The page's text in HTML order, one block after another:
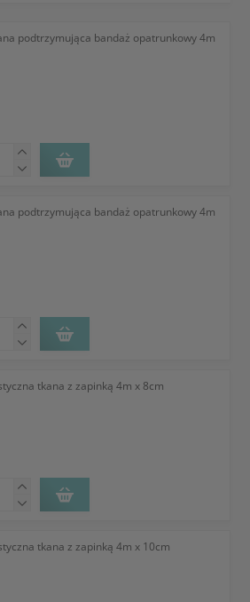
podtrzymująca bandaż opatrunkowy 4m
podtrzymująca bandaż opatrunkowy 4m
tkana z zapinką 4m x 8cm
tkana z zapinką 4m x 10cm